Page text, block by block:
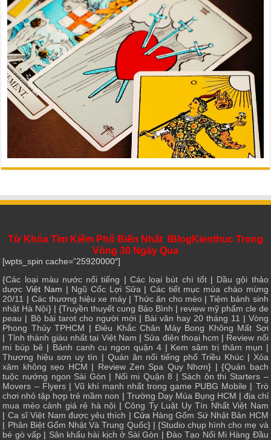
Từ Khóa Tìm Kiếm Phổ Biến Nhất IBlogKienthuc Trong
Vòng 30 Ngày Qua
[wpts_spin cache=”25920000″]
{Các loại màu nước nổi tiếng | Các loại bút chì tốt| Dầu gội thảo
dược Việt Nam | Ngũ Cốc Lợi Sữa | Các tiết mục múa chào mừng
20/11 | Các thương hiệu xe máy|Thức ăn cho mèo|Tiệm bánh sinh
nhật Hà Nội} | {Truyền thuyết cung Bảo Bình | review mỹ phẩm cle de
peau | Bộ bài tarot cho người mới| Bài văn hay 20 tháng 11 | Vòng
Phong Thủy TPHCM |Điêu Khắc Chân Mày Bong Không Mất Sợi
| Tỉnh thành giàu nhất tại Việt Nam | Sửa điện thoại hcm | Review nối
mi búp bê | Bánh canh cu ngon quận 4| Kem sâm trị thâm mụn |
Thương hiệu sơn uy tín | Quán ăn nổi tiếng phố Triều Khúc| Xóa
xăm không sẹo HCM | Review Zen Spa Quy Nhơn} | {Quán bạch
tuộc nướng ngon Sài Gòn | Nối mi Quận 8 | Sách ôn thi Starters –
Movers – Flyers| Vũ khí mạnh nhất trong game PUBG Mobile | Trò
chơi nhỏ tập hợp trẻ mầm non | Trường Dạy Múa Bụng HCM | địa chỉ
mua mèo cảnh giá rẻ hà nội |Công Ty Luật Uy Tín Nhất Việt Nam
| Ca sĩ Việt Nam được yêu thích | Cửa Hàng Gốm Sứ Nhật Bản HCM
| Phân Biệt Gốm Nhật Và Trung Quốc} | {Studio chụp hình cho mẹ và
bé gò vấp | Sân khấu hài kịch ở Sài Gòn |Đào Tạo Nối Mi Hàng Đầu